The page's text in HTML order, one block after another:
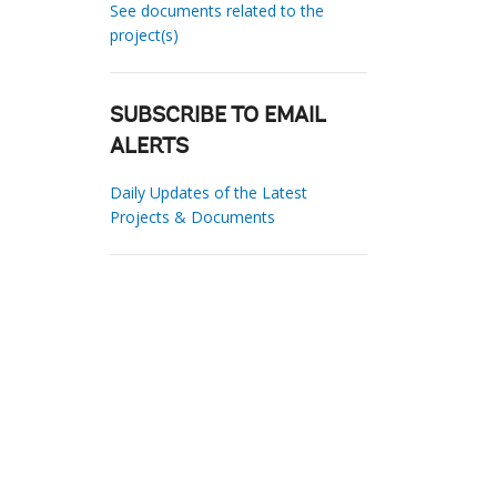
See documents related to the
project(s)
SUBSCRIBE TO EMAIL
ALERTS
Daily Updates of the Latest
Projects & Documents